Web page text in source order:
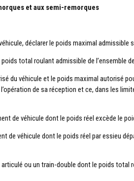
et aux semi-remorques
déclarer le poids maximal admissible
total roulant admissible de l’ensemble
du véhicule et le poids maximal autorisé
de sa réception et ce, dans les
de véhicule dont le poids réel excède le
de véhicule dont le poids réel par essieu
ou un train-double dont le poids total